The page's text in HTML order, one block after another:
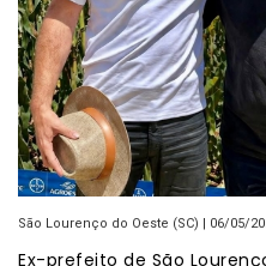
São Lourenço do Oeste (SC) | 06/05/
Ex-prefeito de São